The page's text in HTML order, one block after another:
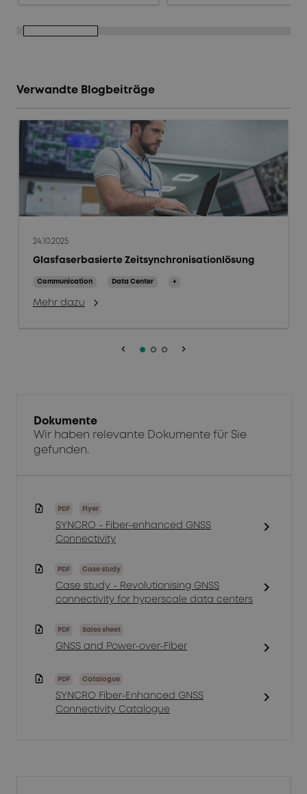
Verwandte Blogbeiträge
24.10.2025
Glasfaserbasierte Zeitsynchronisationlösung
Communication Data Center +
Mehr dazu
keyboard_arrow_left keyboard_arrow_right
Dokumente
Wir haben relevante Dokumente für Sie
gefunden.
PDF Flyer
SYNCRO - Fiber-enhanced GNSS
Connectivity
chevron_right
PDF Case study
Case study - Revolutionising GNSS
connectivity for hyperscale data centers
chevron_right
PDF Sales sheet
GNSS and Power-over-Fiber chevron_right
PDF Catalogue
SYNCRO Fiber-Enhanced GNSS
Connectivity Catalogue
chevron_right